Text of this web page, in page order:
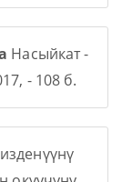
Насыйкат -
- 108 б.